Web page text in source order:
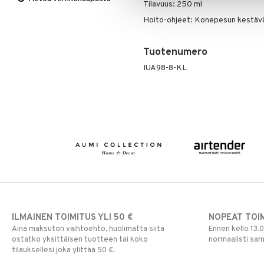
Tilavuus: 250 ml
Hoito-ohjeet: Konepesun
Tuotenumero
IUA98-8-KL
Vaasit
Lakanat & Tyynyliinat
Viltit & Peitteet
Ruukut
ILMAINEN TOIMITUS YLI 50 €
Aina maksuton vaihtoehto, huolimatta siitä
ostatko yksittäisen tuotteen tai koko
tilauksellesi joka ylittää 50 €.
NOPEAT
Ennen kello
normaalisti